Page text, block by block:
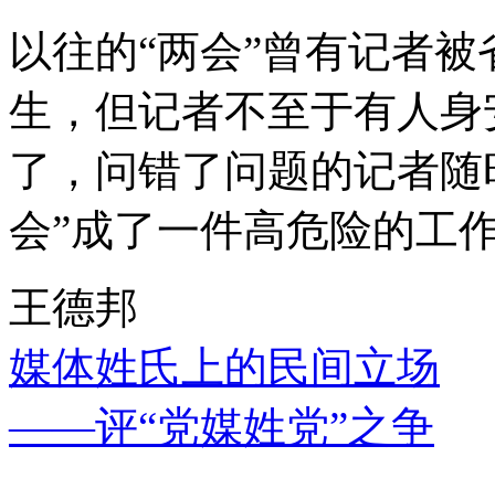
以往的“两会”曾有记者
生，但记者不至于有人
了，问错了问题的记者
会”成了一件高危险的工
王德邦
媒体姓氏上的民间立场
——评“党媒姓党”之争